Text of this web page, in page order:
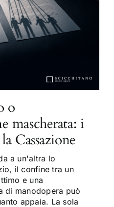
o
mascherata: i
Cassazione
a un'altra lo
il confine tra un
e una
di manodopera può
appaia. La sola